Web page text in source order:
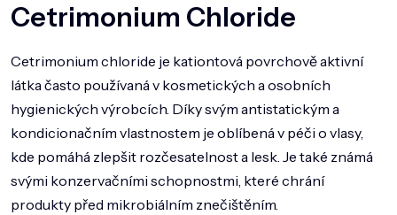
ZDRAVÍ
TĚLO
MUŽI
DOMÁCNOST
ZNAČKY
Cetrimonium Chloride
Cetrimonium chloride je kationtová povrchově aktivní
látka často používaná v kosmetických a osobních
hygienických výrobcích. Díky svým antistatickým a
kondicionačním vlastnostem je oblíbená v péči o vlasy,
kde pomáhá zlepšit rozčesatelnost a lesk. Je také známá
svými konzervačními schopnostmi, které chrání
produkty před mikrobiálním znečištěním.